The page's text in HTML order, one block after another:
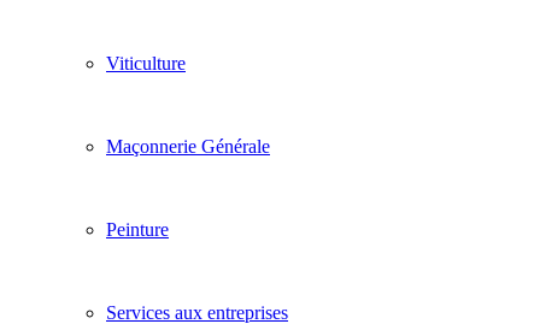
Viticulture
Maçonnerie Générale
Peinture
Services aux entreprises